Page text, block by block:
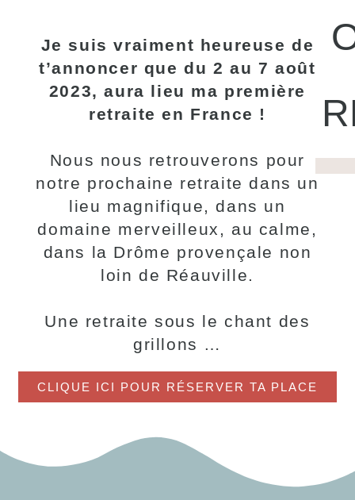
Je suis vraiment heureuse de
t’annoncer que du 2 au 7 août
2023, aura lieu ma première
retraite en France !
Nous nous retrouverons pour
notre prochaine retraite dans un
lieu magnifique, dans un
domaine merveilleux, au calme,
dans la Drôme provençale non
loin de Réauville.
Une retraite sous le chant des
grillons …
CLIQUE ICI POUR RÉSERVER TA PLACE